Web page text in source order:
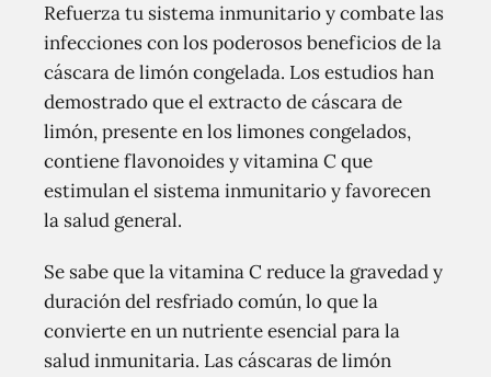
Refuerza tu sistema inmunitario y combate las
infecciones con los poderosos beneficios de la
cáscara de limón congelada. Los estudios han
demostrado que el extracto de cáscara de
limón, presente en los limones congelados,
contiene flavonoides y vitamina C que
estimulan el sistema inmunitario y favorecen
la salud general.
Se sabe que la vitamina C reduce la gravedad y
duración del resfriado común, lo que la
convierte en un nutriente esencial para la
salud inmunitaria. Las cáscaras de limón